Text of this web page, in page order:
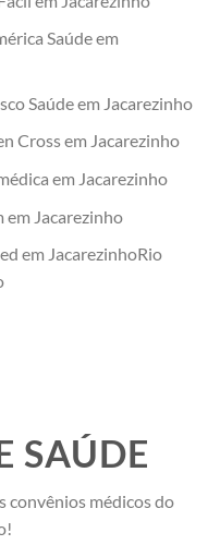
Saúde em
Saúde em Jacarezinho
Cross em Jacarezinho
em Jacarezinho
em Jacarezinho
em JacarezinhoRio
SAÚDE
convênios médicos do